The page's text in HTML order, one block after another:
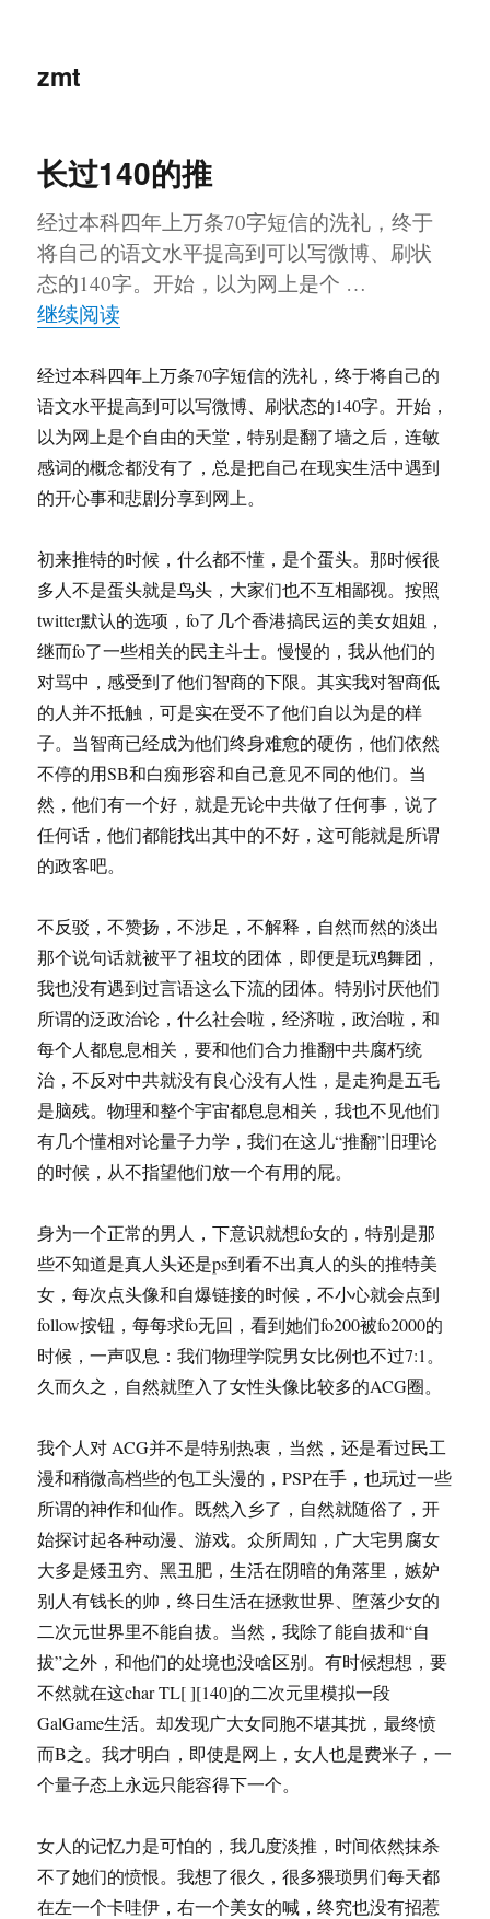
zmt
长过140的推
经过本科四年上万条70字短信的洗礼，终于
将自己的语文水平提高到可以写微博、刷状
态的140字。开始，以为网上是个 …
继续阅读
经过本科四年上万条70字短信的洗礼，终于将自己的
语文水平提高到可以写微博、刷状态的140字。开始，
以为网上是个自由的天堂，特别是翻了墙之后，连敏
感词的概念都没有了，总是把自己在现实生活中遇到
的开心事和悲剧分享到网上。
初来推特的时候，什么都不懂，是个蛋头。那时候很
多人不是蛋头就是鸟头，大家们也不互相鄙视。按照
twitter默认的选项，fo了几个香港搞民运的美女姐姐，
继而fo了一些相关的民主斗士。慢慢的，我从他们的
对骂中，感受到了他们智商的下限。其实我对智商低
的人并不抵触，可是实在受不了他们自以为是的样
子。当智商已经成为他们终身难愈的硬伤，他们依然
不停的用SB和白痴形容和自己意见不同的他们。当
然，他们有一个好，就是无论中共做了任何事，说了
任何话，他们都能找出其中的不好，这可能就是所谓
的政客吧。
不反驳，不赞扬，不涉足，不解释，自然而然的淡出
那个说句话就被平了祖坟的团体，即便是玩鸡舞团，
我也没有遇到过言语这么下流的团体。特别讨厌他们
所谓的泛政治论，什么社会啦，经济啦，政治啦，和
每个人都息息相关，要和他们合力推翻中共腐朽统
治，不反对中共就没有良心没有人性，是走狗是五毛
是脑残。物理和整个宇宙都息息相关，我也不见他们
有几个懂相对论量子力学，我们在这儿“推翻”旧理论
的时候，从不指望他们放一个有用的屁。
身为一个正常的男人，下意识就想fo女的，特别是那
些不知道是真人头还是ps到看不出真人的头的推特美
女，每次点头像和自爆链接的时候，不小心就会点到
follow按钮，每每求fo无回，看到她们fo200被fo2000的
时候，一声叹息：我们物理学院男女比例也不过7:1。
久而久之，自然就堕入了女性头像比较多的ACG圈。
我个人对 ACG并不是特别热衷，当然，还是看过民工
漫和稍微高档些的包工头漫的，PSP在手，也玩过一些
所谓的神作和仙作。既然入乡了，自然就随俗了，开
始探讨起各种动漫、游戏。众所周知，广大宅男腐女
大多是矮丑穷、黑丑肥，生活在阴暗的角落里，嫉妒
别人有钱长的帅，终日生活在拯救世界、堕落少女的
二次元世界里不能自拔。当然，我除了能自拔和“自
拔”之外，和他们的处境也没啥区别。有时候想想，要
不然就在这char TL[ ][140]的二次元里模拟一段
GalGame生活。却发现广大女同胞不堪其扰，最终愤
而B之。我才明白，即使是网上，女人也是费米子，一
个量子态上永远只能容得下一个。
女人的记忆力是可怕的，我几度淡推，时间依然抹杀
不了她们的愤恨。我想了很久，很多猥琐男们每天都
在左一个卡哇伊，右一个美女的喊，终究也没有招惹